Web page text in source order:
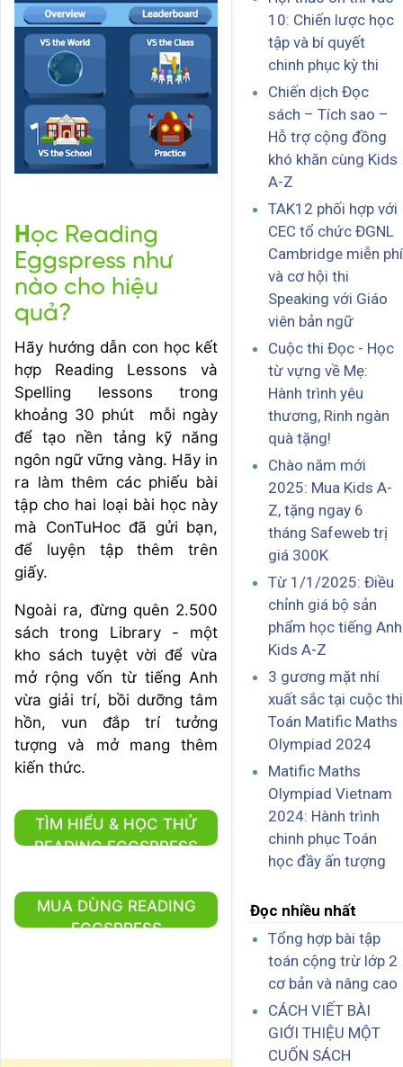
Học Reading
Eggspress như
nào cho hiệu
quả?
Hãy hướng dẫn con học kết
hợp Reading Lessons và
Spelling lessons trong
khoảng 30 phút mỗi ngày
để tạo nền tảng kỹ năng
ngôn ngữ vững vàng. Hãy in
ra làm thêm các phiếu bài
tập cho hai loại bài học này
mà ConTuHoc đã gửi bạn,
để luyện tập thêm trên
giấy.
Ngoài ra, đừng quên 2.500
sách trong Library - một
kho sách tuyệt vời để vừa
mở rộng vốn từ tiếng Anh
vừa giải trí, bồi dưỡng tâm
hồn, vun đắp trí tưởng
tượng và mở mang thêm
kiến thức.
TÌM HIỂU & HỌC THỬ
READING EGGSPRESS
MUA DÙNG READING
EGGSPRESS
10: Chiến lược học
tập và bí quyết
chinh phục kỳ thi
Chiến dịch Đọc
sách – Tích sao –
Hỗ trợ cộng đồng
khó khăn cùng Kids
A-Z
TAK12 phối hợp với
CEC tổ chức ĐGNL
Cambridge miễn phí
và cơ hội thi
Speaking với Giáo
viên bản ngữ
Cuộc thi Đọc - Học
từ vựng về Mẹ:
Hành trình yêu
thương, Rinh ngàn
quà tặng!
Chào năm mới
2025: Mua Kids A-
Z, tặng ngay 6
tháng Safeweb trị
giá 300K
Từ 1/1/2025: Điều
chỉnh giá bộ sản
phẩm học tiếng Anh
Kids A-Z
3 gương mặt nhí
xuất sắc tại cuộc thi
Toán Matific Maths
Olympiad 2024
Matific Maths
Olympiad Vietnam
2024: Hành trình
chinh phục Toán
học đầy ấn tượng
Đọc nhiều nhất
Tổng hợp bài tập
toán cộng trừ lớp 2
cơ bản và nâng cao
CÁCH VIẾT BÀI
GIỚI THIỆU MỘT
CUỐN SÁCH